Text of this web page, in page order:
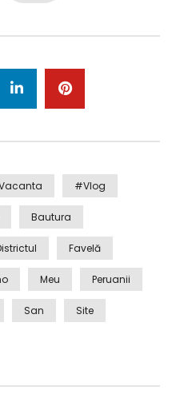
#Vlog
Bautura
Favelă
Meu Peruanii
San Site